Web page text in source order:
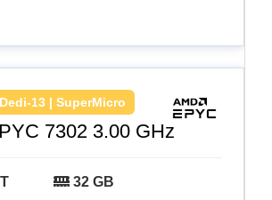
13 | SuperMicro
7302 3.00 GHz
32 GB